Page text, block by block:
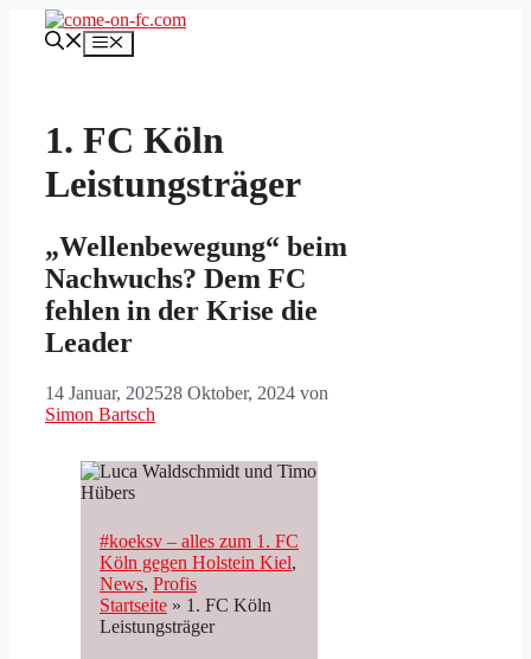
Inhalt
Menü
1. FC Köln
Leistungsträger
„Wellenbewegung“ beim
Nachwuchs? Dem FC
fehlen in der Krise die
Leader
14 Januar, 202528 Oktober, 2024 von
Simon Bartsch
#koeksv – alles zum 1. FC
Köln gegen Holstein Kiel
News, Profis
Startseite » 1. FC Köln
Leistungsträger